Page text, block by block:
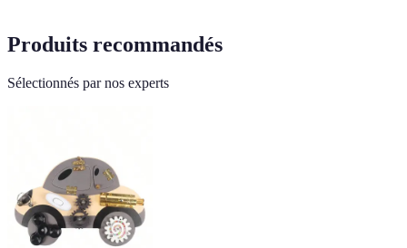
Produits recommandés
Sélectionnés par nos experts